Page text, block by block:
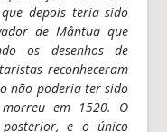
depois teria sido
de Mântua que
os desenhos de
reconheceram
não poderia ter sido
morreu em 1520. O
e o único